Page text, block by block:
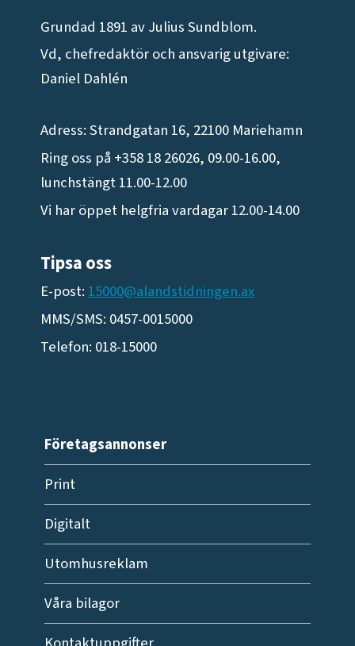
Grundad 1891 av Julius Sundblom.
Vd, chefredaktör och ansvarig utgivare:
Daniel Dahlén
Adress: Strandgatan 16, 22100 Mariehamn
Ring oss på +358 18 26026, 09.00-16.00,
lunchstängt 11.00-12.00
Vi har öppet helgfria vardagar 12.00-14.00
Tipsa oss
E-post: 15000@alandstidningen.ax
MMS/SMS: 0457-0015000
Telefon: 018-15000
Företagsannonser
Print
Digitalt
Utomhusreklam
Våra bilagor